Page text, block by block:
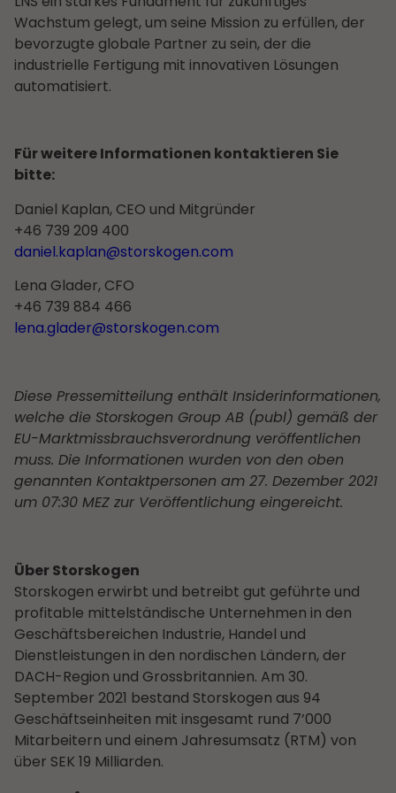
Wachstum gelegt, um seine Mission zu erfüllen, der
bevorzugte globale Partner zu sein, der die
industrielle Fertigung mit innovativen Lösungen
automatisiert.
Für weitere Informationen kontaktieren Sie
bitte:
Daniel Kaplan, CEO und Mitgründer
+46 739 209 400
daniel.kaplan@storskogen.com
Lena Glader, CFO
+46 739 884 466
lena.glader@storskogen.com
Diese Pressemitteilung enthält Insiderinformationen,
welche die Storskogen Group AB (publ) gemäß der
EU-Marktmissbrauchsverordnung veröffentlichen
muss. Die Informationen wurden von den oben
genannten Kontaktpersonen am 27. Dezember 2021
um 07:30 MEZ zur Veröffentlichung eingereicht.
Über Storskogen
Storskogen erwirbt und betreibt gut geführte und
profitable mittelständische Unternehmen in den
Geschäftsbereichen Industrie, Handel und
Dienstleistungen in den nordischen Ländern, der
DACH-Region und Grossbritannien. Am 30.
September 2021 bestand Storskogen aus 94
Geschäftseinheiten mit insgesamt rund 7’000
Mitarbeitern und einem Jahresumsatz (RTM) von
über SEK 19 Milliarden.